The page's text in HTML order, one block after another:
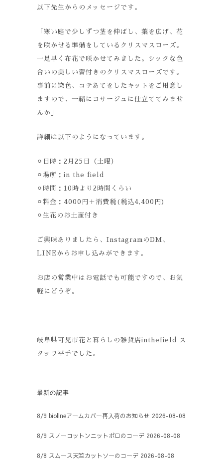
以下先生からのメッセージです。
「寒い庭で少しずつ茎を伸ばし、葉を広げ、花
を咲かせる準備をしているクリスマスローズ。
一足早く布花で咲かせてみました。シックな色
合いの美しい蕾付きのクリスマスローズです。
事前に染色、コテあてをしたキットをご用意し
ますので、一緒にコサージュに仕立ててみませ
んか」
詳細は以下のようになっています。
⚪︎日時：2月25日（土曜）
⚪︎場所：in the field
⚪︎時間：10時より2時間くらい
⚪︎料金：4000円＋消費税(税込4,400円)
⚪︎生花のお土産付き
ご興味ありましたら、InstagramのDM、
LINEからお申し込みができます。
お店の営業中はお電話でも可能ですので、お気
軽にどうぞ。
岐阜県可児市花と暮らしの雑貨店inthefield ス
タッフ平手でした。
最新の記事
8/9 biollneアームカバー再入荷のお知らせ 2026-08-08
8/9 スノーコットンニットポロのコーデ 2026-08-08
8/8 スムース天竺カットソーのコーデ 2026-08-08